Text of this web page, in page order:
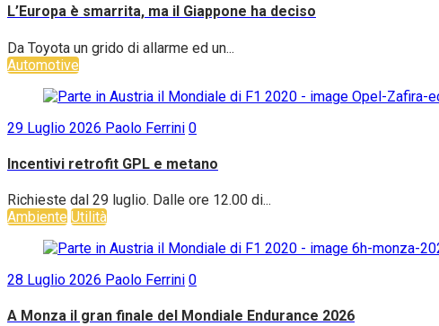
L’Europa è smarrita, ma il Giappone ha deciso
Da Toyota un grido di allarme ed un...
Automotive
29 Luglio 2026 Paolo Ferrini 0
Incentivi retrofit GPL e metano
Richieste dal 29 luglio. Dalle ore 12.00 di...
Ambiente Utilità
28 Luglio 2026 Paolo Ferrini 0
A Monza il gran finale del Mondiale Endurance 2026